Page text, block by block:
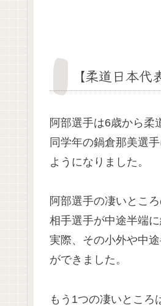
【柔道日本
阿部選手は6歳から柔
同学年の鍋倉那美選
ようになりました。
阿部選手の凄いとこ
相手選手が中途半端
実際、その小外や中
ができました。
もう1つの凄いところ